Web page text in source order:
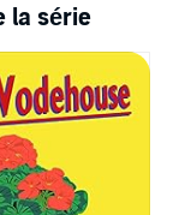
la série